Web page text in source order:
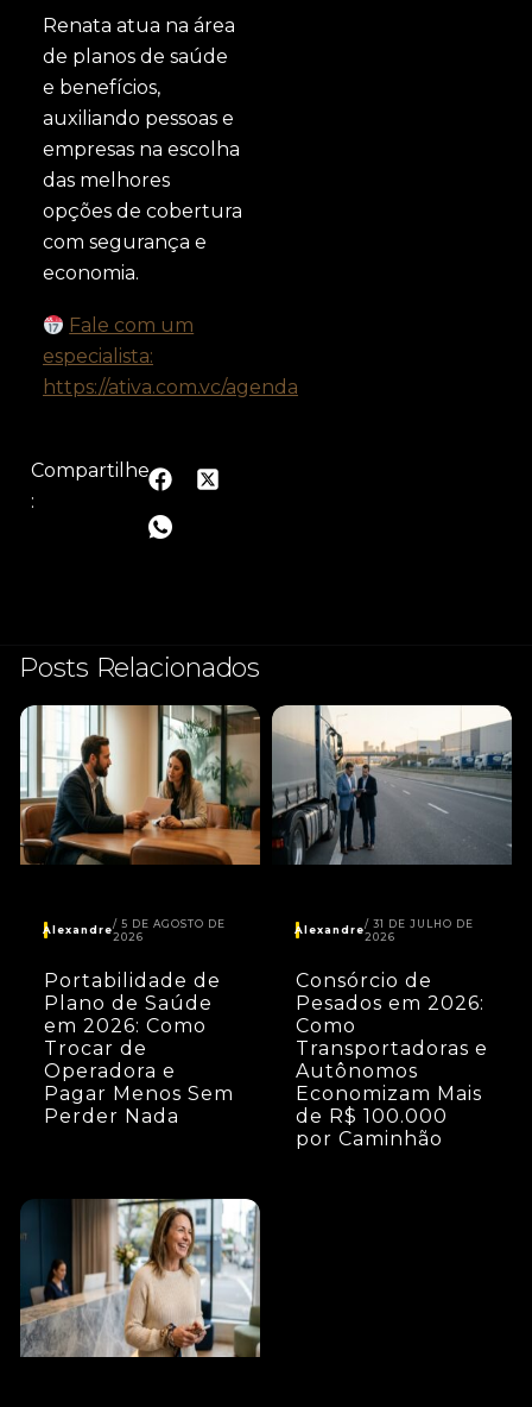
Renata atua na área
de planos de saúde
e benefícios,
auxiliando pessoas e
empresas na escolha
das melhores
opções de cobertura
com segurança e
economia.
Fale com um
especialista:
https://ativa.com.vc/agenda
Compartilhe
:
Posts Relacionados
Portabilidade de
Plano de Saúde
em 2026: Como
Trocar de
Operadora e
Pagar Menos Sem
Perder Nada
Alexandre 5 DE AGOSTO DE
2026
Consórcio de
Pesados em 2026:
Como
Transportadoras e
Autônomos
Economizam Mais
de R$ 100.000
por Caminhão
Alexandre 31 DE JULHO DE
2026